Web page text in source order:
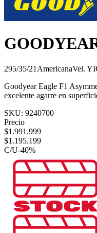
295/35/21 AmericanaVel. Y
Goodyear Eagle F1
excelente agarre en
SKU: 9240700
Precio
$1.991.999
$1.195.199
C/U-40%